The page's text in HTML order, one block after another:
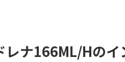
ナ166ML/Hのイ